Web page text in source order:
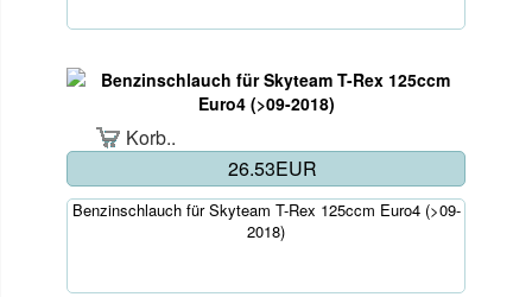
Korb..
26.53EUR
Benzinschlauch für Skyteam T-Rex 125ccm Euro4 (>09-
2018)